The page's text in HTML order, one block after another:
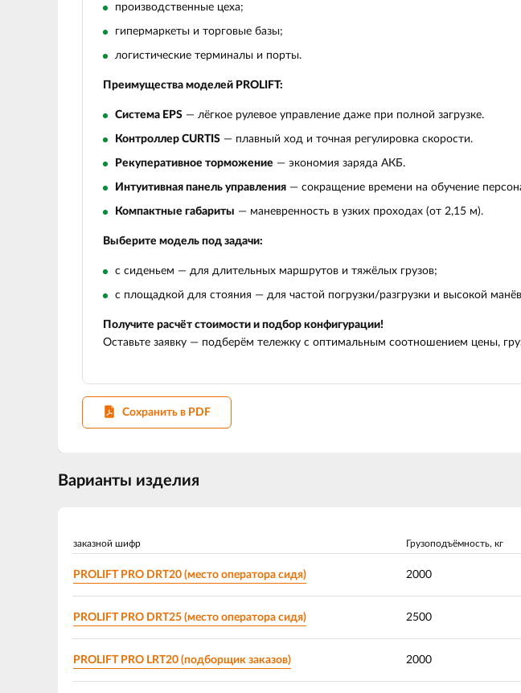
производственные цеха;
гипермаркеты и торговые базы;
логистические терминалы и порты.
Преимущества моделей PROLIFT:
Система EPS — лёгкое рулевое управление даже при полной загрузке.
Контроллер CURTIS — плавный ход и точная регулировка скорости.
Рекуперативное торможение — экономия заряда АКБ.
Интуитивная панель управления — сокращение времени на обучение
Компактные габариты — маневренность в узких проходах (от 2,15 м).
Выберите модель под задачи:
с сиденьем — для длительных маршрутов и тяжёлых грузов;
с площадкой для стояния — для частой погрузки/разгрузки и высокой
Получите расчёт стоимости и подбор конфигурации!
Оставьте заявку — подберём тележку с оптимальным соотношением цены,
Сохранить в PDF
Варианты изделия
заказной шифр Грузоподъёмность, кг
PROLIFT PRO DRT20 (место оператора сидя) 2000
PROLIFT PRO DRT25 (место оператора сидя) 2500
PROLIFT PRO LRT20 (подборщик заказов) 2000